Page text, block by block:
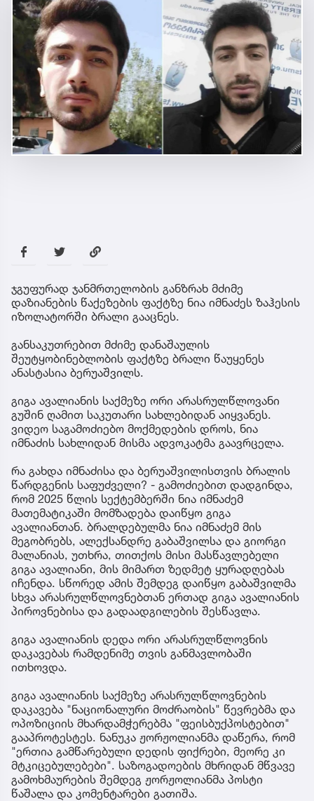
ჯგუფურად ჯანმრთელობის განზრახ მძიმე
დაზიანების წაქეზების ფაქტზე ნია იმნაძეს ზაჰესის
იზოლატორში ბრალი გააცნეს.
განსაკუთრებით მძიმე დანაშაულის
შეუტყობინებლობის ფაქტზე ბრალი წაუყენეს
ანასტასია ბერუაშვილს.
გიგა ავალიანის საქმეზე ორი არასრულწლოვანი
გუშინ ღამით საკუთარი სახლებიდან აიყვანეს.
ვიდეო საგამოძიებო მოქმედების დროს, ნია
იმნაძის სახლიდან მისმა ადვოკატმა გაავრცელა.
რა გახდა იმნაძისა და ბერუაშვილისთვის ბრალის
წარდგენის საფუძველი? - გამოძიებით დადგინდა,
რომ 2025 წლის სექტემბერში ნია იმნაძემ
მათემატიკაში მომზადება დაიწყო გიგა
ავალიანთან. ბრალდებულმა ნია იმნაძემ მის
მეგობრებს, ალექსანდრე გაბაშვილსა და გიორგი
მალანიას, უთხრა, თითქოს მისი მასწავლებელი
გიგა ავალიანი, მის მიმართ ზედმეტ ყურადღებას
იჩენდა. სწორედ ამის შემდეგ დაიწყო გაბაშვილმა
სხვა არასრულწლოვნებთან ერთად გიგა ავალიანის
პიროვნებისა და გადაადგილების შესწავლა.
გიგა ავალიანის დედა ორი არასრულწლოვნის
დაკავებას რამდენიმე თვის განმავლობაში
ითხოვდა.
გიგა ავალიანის საქმეზე არასრულწლოვნების
დაკავება "ნაციონალური მოძრაობის" წევრებმა და
ოპოზიციის მხარდამჭერებმა "ფეისბუქპოსტებით"
გააპროტესტეს. ნანუკა ჟორჟოლიანმა დაწერა, რომ
"ერთია გამწარებული დედის ფიქრები, მეორე კი
მტკიცებულებები". საზოგადოების მხრიდან მწვავე
გამოხმაურების შემდეგ ჟორჟოლიანმა პოსტი
წაშალა და კომენტარები გათიშა.